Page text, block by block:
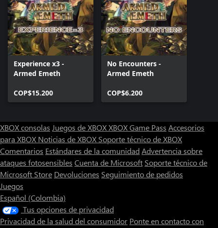
Experience x3 -
Armed Emeth
COP$15.200
No Encounters -
Armed Emeth
COP$6.200
XBOX consolas Juegos de XBOXXBOX Game Pass Accesorios
para XBOX Noticias de XBOX Soporte técnico de XBOX
Comentarios Estándares de la comunidad Advertencia sobre
ataques fotosensibles Cuenta de Microsoft Soporte técnico de
Microsoft Store Devoluciones Seguimiento de pedidos
Juegos
Español (Colombia)
Tus opciones de privacidad
Privacidad de la salud del consumidor Ponte en contacto con